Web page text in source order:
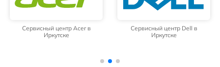
Сервисный центр Acer в
Иркутске
Сервисный центр Dell в
Иркутске